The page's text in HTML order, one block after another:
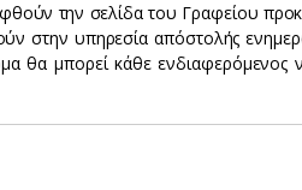
την σελίδα του Γραφείου
στην υπηρεσία απόστολής
θα μπορεί κάθε ενδιαφερόμενος